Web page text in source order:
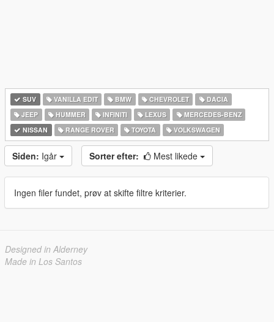
SUV VANILLA EDIT BMW CHEVROLET
DACIA
JEEP
HUMMER INFINITI LEXUS
MERCEDES-BENZ
NISSAN
RANGE ROVER TOYOTA VOLKSWAGEN
Siden: Igår Sorter efter: Mest likede
Ingen filer fundet, prøv at skifte filtre kriterier.
Designed in Alderney
Made in Los Santos